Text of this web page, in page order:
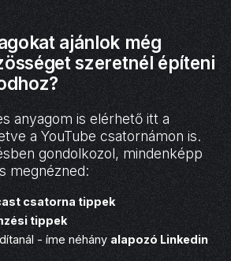
ajánlok még
szeretnél építeni
anyagom is elérhető itt a
a YouTube csatornámon is.
gondolkozol, mindenképp
megnézned:
csatorna tippek
tippek
- íme néhány alapozó Linkedin